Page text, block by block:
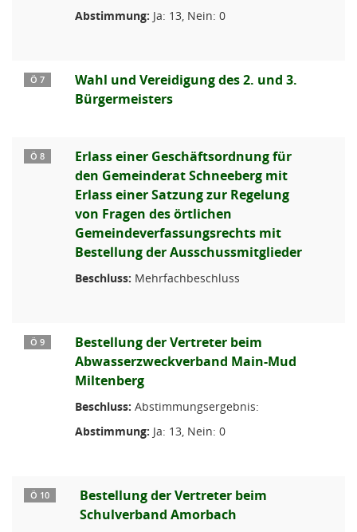
Abstimmung: Ja: 13, Nein: 0
Ö 7
Wahl und Vereidigung des 2. und 3.
Bürgermeisters
Ö 8
Erlass einer Geschäftsordnung für
den Gemeinderat Schneeberg mit
Erlass einer Satzung zur Regelung
von Fragen des örtlichen
Gemeindeverfassungsrechts mit
Bestellung der Ausschussmitglieder
Beschluss: Mehrfachbeschluss
Ö 9
Bestellung der Vertreter beim
Abwasserzweckverband Main-Mud
Miltenberg
Beschluss: Abstimmungsergebnis:
Abstimmung: Ja: 13, Nein: 0
Ö 10
Bestellung der Vertreter beim
Schulverband Amorbach